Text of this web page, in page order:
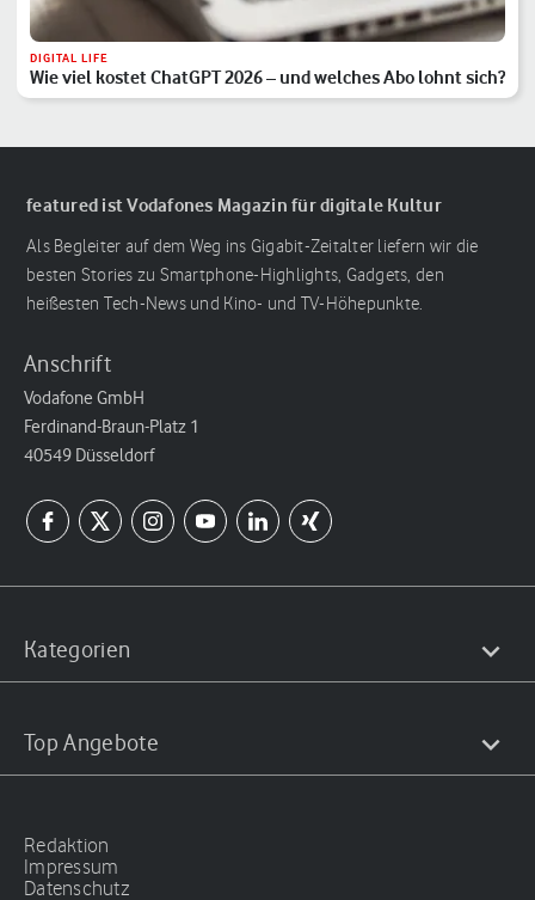
DIGITAL LIFE
Wie viel kostet ChatGPT 2026 – und welches Abo lohnt sich?
featured ist Vodafones Magazin für digitale Kultur
Als Begleiter auf dem Weg ins Gigabit-Zeitalter liefern wir die
besten Stories zu Smartphone-Highlights, Gadgets, den
heißesten Tech-News und Kino- und TV-Höhepunkte.
Anschrift
Vodafone GmbH
Ferdinand-Braun-Platz 1
40549 Düsseldorf
Kategorien
Top Angebote
Redaktion
Impressum
Datenschutz